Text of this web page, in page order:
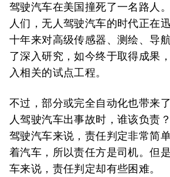
驾驶汽车在美国撞死了一名路人
人们，无人驾驶汽车的时代正在
十年来对高级传感器、测绘、导
了深入研究，如今终于取得成果
入相关的试点工程。
不过，部分或完全自动化也带来
人驾驶汽车出事故时，谁该负责
驾驶汽车来说，责任判定非常简
着汽车，所以责任方是司机。但
车来说，责任判定却有些困难。